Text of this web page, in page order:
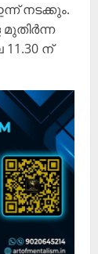
നടക്കും.
ന്